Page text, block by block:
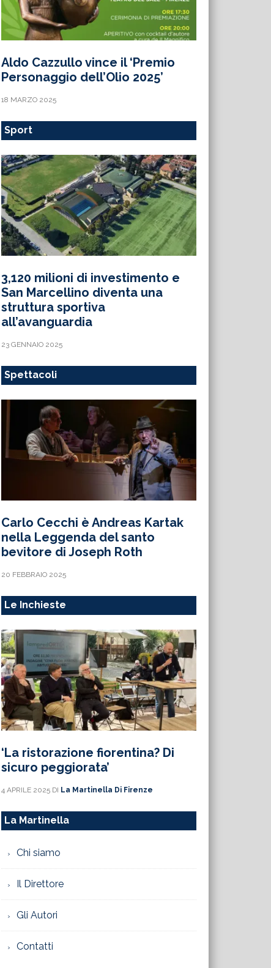
Aldo Cazzullo vince il ‘Premio
Personaggio dell’Olio 2025’
18 MARZO 2025
Sport
3,120 milioni di investimento e
San Marcellino diventa una
struttura sportiva
all’avanguardia
23 GENNAIO 2025
Spettacoli
Carlo Cecchi è Andreas Kartak
nella Leggenda del santo
bevitore di Joseph Roth
20 FEBBRAIO 2025
Le Inchieste
‘La ristorazione fiorentina? Di
sicuro peggiorata’
4 APRILE 2025 DI La Martinella Di Firenze
La Martinella
Chi siamo
Il Direttore
Gli Autori
Contatti